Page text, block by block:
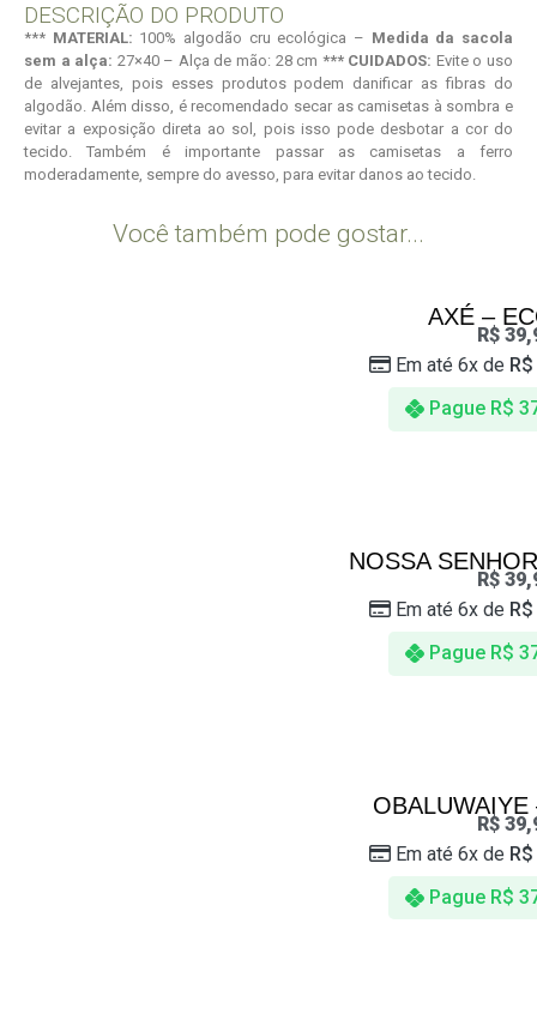
DESCRIÇÃO DO PRODUTO
*** MATERIAL: 100% algodão cru ecológica – Medida da sacola
sem a alça: 27×40 – Alça de mão: 28 cm *** CUIDADOS: Evite o uso
de alvejantes, pois esses produtos podem danificar as fibras do
algodão. Além disso, é recomendado secar as camisetas à sombra e
evitar a exposição direta ao sol, pois isso pode desbotar a cor do
tecido. Também é importante passar as camisetas a ferro
moderadamente, sempre do avesso, para evitar danos ao tecido.
Você também pode gostar...
AXÉ –
R$
Pague R$
Em até 6x de R$
NOSSA
R$
Pague R$
Em até 6x de R$
R$
Pague R$
Em até 6x de R$